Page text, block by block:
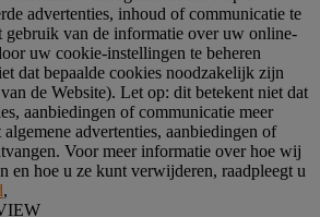
advertenties, inhoud of communicatie te
gebruik van de informatie over uw online-
uw cookie-instellingen te beheren
dat bepaalde cookies noodzakelijk zijn
de Website). Let op: dit betekent niet dat
aanbiedingen of communicatie meer
advertenties, aanbiedingen of
Voor meer informatie over hoe wij
en hoe u ze kunt verwijderen, raadpleegt u
,